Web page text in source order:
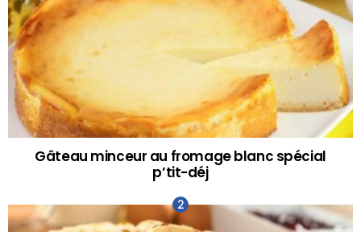
Gâteau minceur au fromage blanc spécial
p’tit-déj